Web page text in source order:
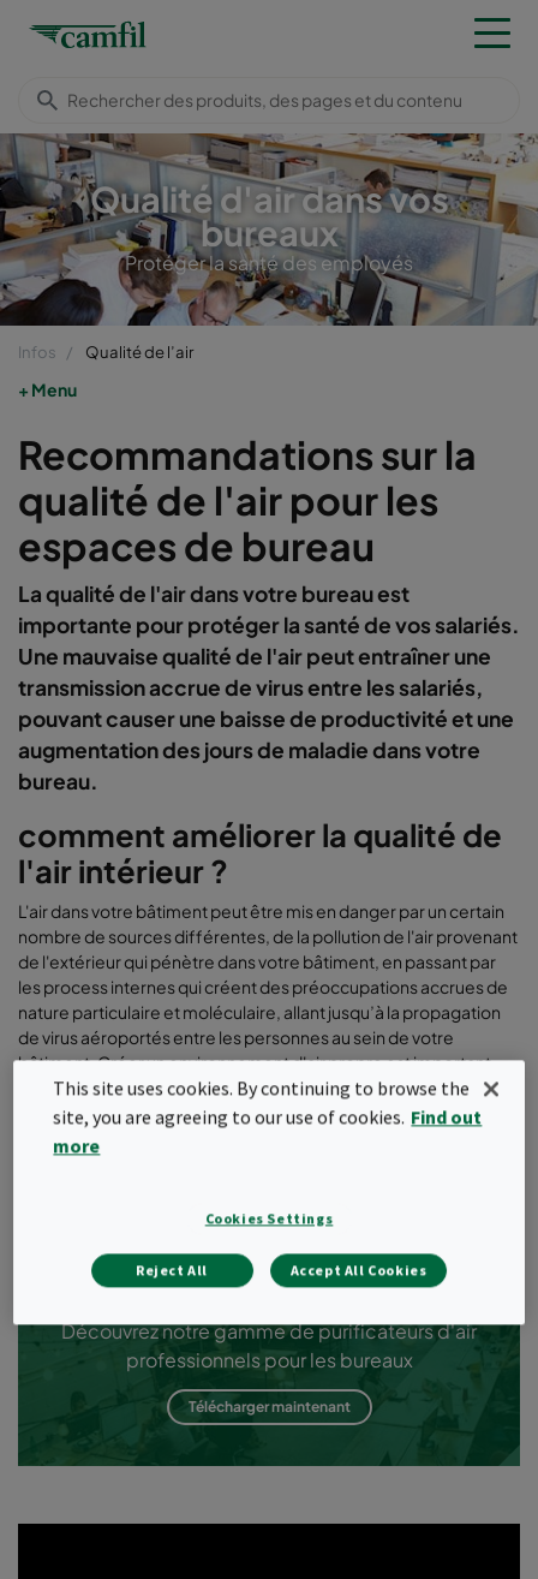
Qualité d'air dans vos
bureaux
Protéger la santé des employés
Infos Qualité de l’air
Menu
Recommandations sur la
qualité de l'air pour les
espaces de bureau
La qualité de l'air dans votre bureau est
importante pour protéger la santé de vos salariés.
Une mauvaise qualité de l'air peut entraîner une
transmission accrue de virus entre les salariés,
pouvant causer une baisse de productivité et une
augmentation des jours de maladie dans votre
bureau.
comment améliorer la qualité de
l'air intérieur ?
L'air dans votre bâtiment peut être mis en danger par un certain
nombre de sources différentes, de la pollution de l'air provenant
de l'extérieur qui pénètre dans votre bâtiment, en passant par
les process internes qui créent des préoccupations accrues de
nature particulaire et moléculaire, allant jusqu’à la propagation
de virus aéroportés entre les personnes au sein de votre
bâtiment. Créer un environnement d'air propre est important
pour protéger la santé de vos salariés. Découvrez les
améliorations de la qualité de l'air qui sont disponibles pour votre
Maîtrisez votre qualité d'air
Découvrez notre gamme de purificateurs d'air
professionnels pour les bureaux
Télécharger maintenant
This site uses cookies. By continuing to browse the
site, you are agreeing to our use of cookies. Find out
more
Cookies Settings
Reject All Accept All Cookies